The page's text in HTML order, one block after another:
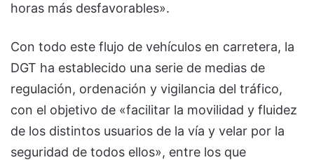
horas más desfavorables».
Con todo este flujo de vehículos en carretera, la
DGT ha establecido una serie de medias de
regulación, ordenación y vigilancia del tráfico,
con el objetivo de «facilitar la movilidad y fluidez
de los distintos usuarios de la vía y velar por la
seguridad de todos ellos», entre los que